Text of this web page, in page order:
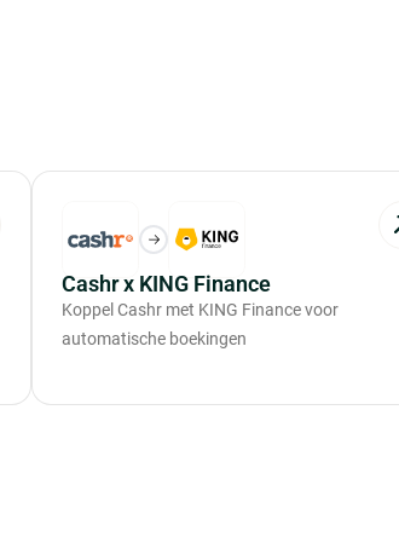
Cashr x KING Finance
Koppel Cashr met KING Finance voor
automatische boekingen